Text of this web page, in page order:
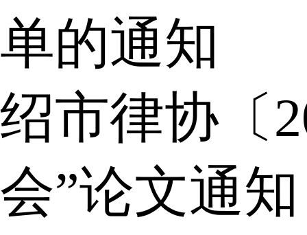
单的通知
绍市律协〔
会”论文通知